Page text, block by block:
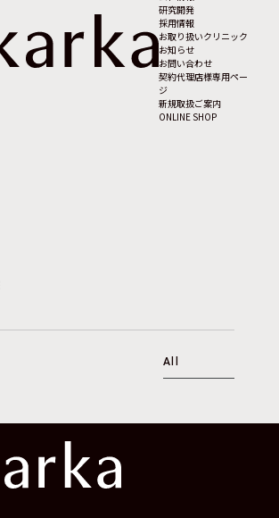
研究開発
採用情報
お取り扱いクリニック
お知らせ
お問い合わせ
契約代理店様専用ペー
ジ
新規取扱ご案内
ONLINE SHOP
All